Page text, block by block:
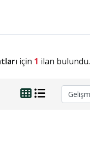
için 1 ilan bulundu.